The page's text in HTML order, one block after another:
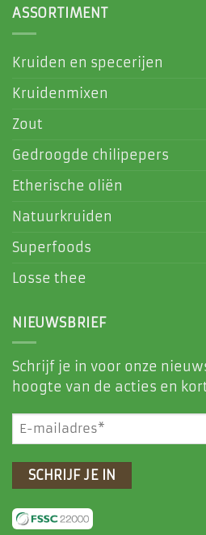
ASSORTIMENT
Kruiden en specerijen
Kruidenmixen
Zout
Gedroogde chilipepers
Etherische oliën
Natuurkruiden
Superfoods
Losse thee
NIEUWSBRIEF
Schrijf je in voor onze
hoogte van de acties en
E-
mailadres
(Vereist)